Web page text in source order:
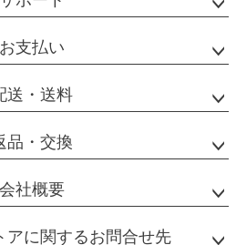
ップ
お支払い
送・送料
品・交換
会社概要
アに関するお問合せ先